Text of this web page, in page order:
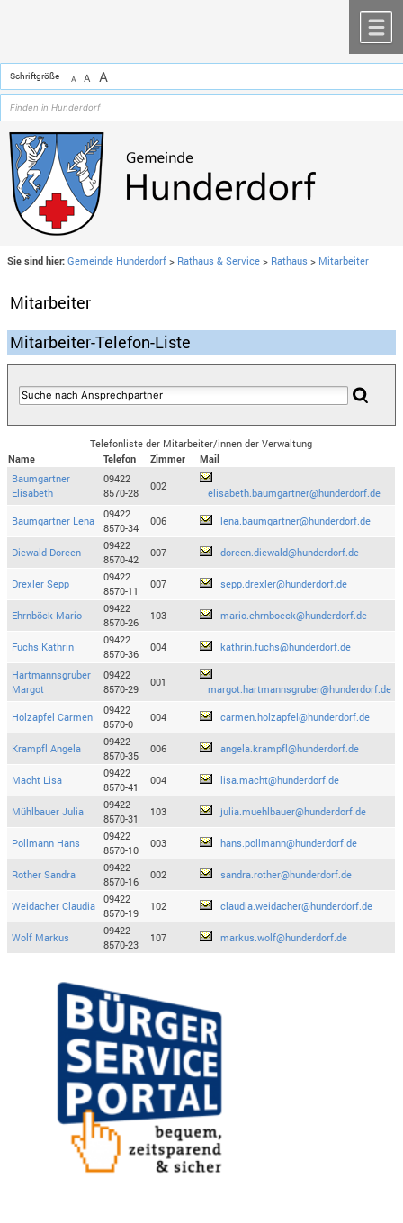
Schriftgröße A A A
Sie sind hier: Gemeinde Hunderdorf > Rathaus & Service > Rathaus > Mitarbeiter
Mitarbeiter
Mitarbeiter-Telefon-Liste
Telefonliste der Mitarbeiter/innen der Verwaltung
Name
Telefon Zimmer
Mail
Baumgartner
Elisabeth
09422
8570-28
002
elisabeth.baumgartner@hunderdorf.de
Baumgartner Lena
09422
8570-34
006 lena.baumgartner@hunderdorf.de
Diewald Doreen
09422
8570-42
007 doreen.diewald@hunderdorf.de
Drexler Sepp
09422
8570-11
007 sepp.drexler@hunderdorf.de
Ehrnböck Mario
09422
8570-26
103 mario.ehrnboeck@hunderdorf.de
Fuchs Kathrin
09422
8570-36
004 kathrin.fuchs@hunderdorf.de
Hartmannsgruber
Margot
09422
8570-29
001
margot.hartmannsgruber@hunderdorf.de
Holzapfel Carmen
09422
8570-0
004 carmen.holzapfel@hunderdorf.de
Krampfl Angela
09422
8570-35
006 angela.krampfl@hunderdorf.de
Macht Lisa
09422
8570-41
004 lisa.macht@hunderdorf.de
Mühlbauer Julia
09422
8570-31
103 julia.muehlbauer@hunderdorf.de
Pollmann Hans
09422
8570-10
003 hans.pollmann@hunderdorf.de
Rother Sandra
09422
8570-16
002 sandra.rother@hunderdorf.de
Weidacher Claudia
09422
8570-19
102 claudia.weidacher@hunderdorf.de
Wolf Markus
09422
8570-23
107 markus.wolf@hunderdorf.de